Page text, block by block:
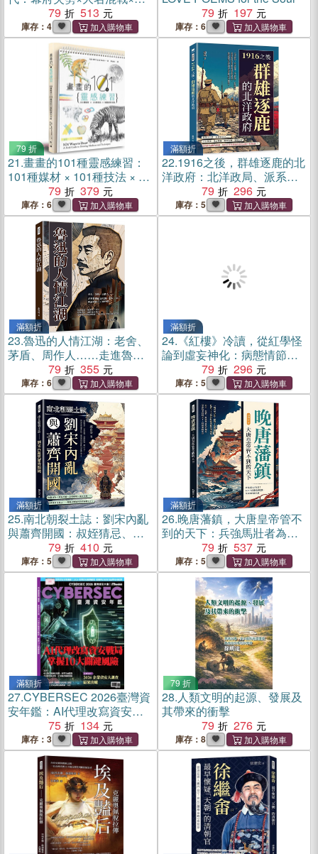
都內亂……一部簡史看懂日
本戰國分裂、霸權更替與德
川幕府奠定的天下秩序
79 513
庫存：4
79
197
庫存：6
79 折
21.畫畫的101種靈感練習：
101種媒材 × 101種技法 × 無
限創作可能
79 379
庫存：6
滿額折
22.1916之後，群雄逐鹿的北
洋政府：北洋政局、派系競
逐、革命餘波、財政困
境……當移植的社會新制度
與現實衝突，晚清後的民國
79 296
庫存：5
滿額折
23.魯迅的人情江湖：老舍、
茅盾、周作人……走進魯迅
的交友圈，朋友、弟子與論
敵都在這裡登場
79 355
庫存：6
滿額折
24. 《紅樓》冷讀，從紅學怪
論到虛妄神化：病態情節、
藝術瑕疵、續書爭議、詩文
評析……從曹雪芹神話到紅
學迷霧，重新審視《紅樓
夢》的價值、缺陷與被過度
神化的經典地位
79 296
庫存：5
滿額折
25.南北朝裂土誌：劉宋內亂
與蕭齊開國：叔姪猜忌、兄
弟相殘、邊將降魏、權臣入
主……劉宋皇族連番自毀，
蕭道成如何從亂局中奪得天
79 410
庫存：5
滿額折
26.晚唐藩鎮，大唐皇帝管不
到的天下：兵強馬壯者為
王！安史之亂後的節度使、
牙兵與河朔三鎮
79 537
庫存：5
滿額折
27.CYBERSEC 2026臺灣資
安年鑑：AI代理改寫資安戰
局 掌握10大關鍵風險
75 134
庫存：3
79 折
28.人類文明的起源、發展及
其帶來的衝擊
79
276
庫存：8